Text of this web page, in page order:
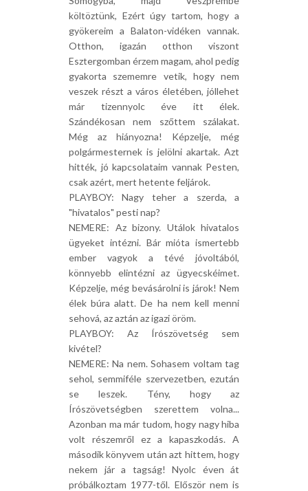
költöztünk, Ezért úgy tartom, hogy a
gyökereim a Balaton-vidéken vannak.
Otthon, igazán otthon viszont
Esztergomban érzem magam, ahol pedig
gyakorta szememre vetik, hogy nem
veszek részt a város életében, jóllehet
már tizennyolc éve itt élek.
Szándékosan nem szőttem szálakat.
Még az hiányozna! Képzelje, még
polgármesternek is jelölni akartak. Azt
hitték, jó kapcsolataim vannak Pesten,
csak azért, mert hetente feljárok.
PLAYBOY: Nagy teher a szerda, a
"hivatalos" pesti nap?
NEMERE: Az bizony. Utálok hivatalos
ügyeket intézni. Bár mióta ismertebb
ember vagyok a tévé jóvoltából,
könnyebb elintézni az ügyecskéimet.
Képzelje, még bevásárolni is járok! Nem
élek búra alatt. De ha nem kell menni
sehová, az aztán az igazi öröm.
PLAYBOY: Az Írószövetség sem
kivétel?
NEMERE: Na nem. Sohasem voltam tag
sehol, semmiféle szervezetben, ezután
se leszek. Tény, hogy az
Írószövetségben szerettem volna...
Azonban ma már tudom, hogy nagy hiba
volt részemről ez a kapaszkodás. A
második könyvem után azt hittem, hogy
nekem jár a tagság! Nyolc éven át
próbálkoztam 1977-től. Először nem is